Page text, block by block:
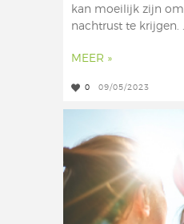
kan moeilijk zijn
nachtrust te krijgen.
MEER »
0 09/05/2023